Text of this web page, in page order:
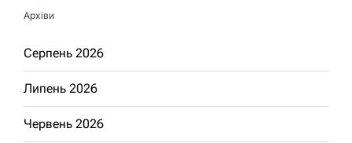
Архіви
Серпень 2026
Липень 2026
Червень 2026